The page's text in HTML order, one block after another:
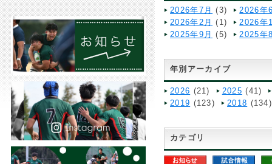
2026年7月 (3)
2026年
2026年2月 (1)
2026年
2025年9月 (5) 2025年
年別アーカイブ
2026 (21) 2025 (41)
2019 (123) 2018 (134)
カテゴリ